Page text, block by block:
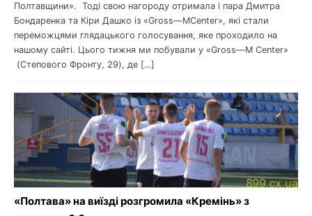
Полтавщини». Тоді свою нагороду отримала і пара Дмитра
Бондаренка та Кіри Дашко із «Gross—MCenter», які стали
переможцями глядацького голосування, яке проходило на
нашому сайті. Цього тижня ми побували у «Gross—M Center»
(Степового Фронту, 29), де […]
«Полтава» на виїзді розгромила «Кремінь» з